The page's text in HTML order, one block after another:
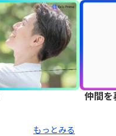
もっとみる
仲間を